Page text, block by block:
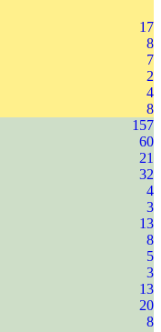
17
8
7
2
4
8
157
60
21
32
4
3
13
8
5
3
13
20
8